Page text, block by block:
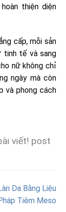
thiện diện
cấp, mỗi sản
tinh tế và sang
nữ không chỉ
ngày mà còn
và phong cách
viết! post
Da Bằng Liệu
Tiêm Meso